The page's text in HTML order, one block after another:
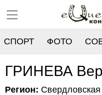
СПОРТ ФОТО
РЕЕСТР
ГРИНЕВА
Регион: